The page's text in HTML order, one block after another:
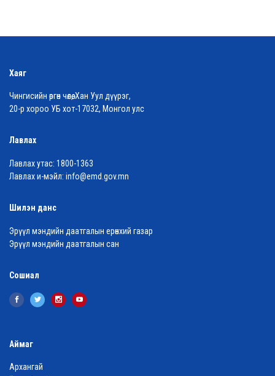
Хаяг
Чингисийн өргөн чөлөө, Хан Уул дүүрэг,
20-р хороо УБ хот-17032, Монгол улс
Лавлах
Лавлах утас: 1800-1363
Лавлах и-мэйл: info@emd.gov.mn
Шилэн данс
Эрүүл мэндийн даатгалын ерөнхий газар
Эрүүл мэндийн даатгалын сан
Сошиал
Аймаг
Архангай